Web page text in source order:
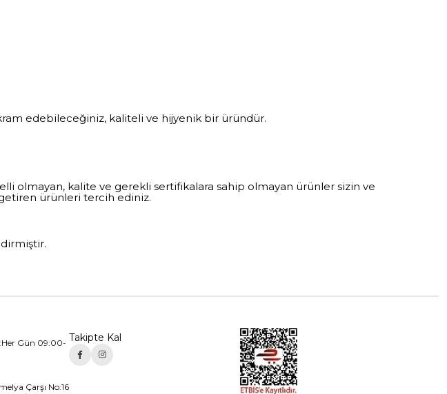
edebileceğiniz, kaliteli ve hijyenik bir üründür.
olmayan, kalite ve gerekli sertifikalara sahip olmayan ürünler sizin ve
getiren ürünleri tercih ediniz.
Gün 09:00-
Çarşı No:16
Takipte Kal